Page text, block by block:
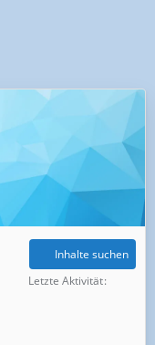
Inhalte suchen
Letzte Aktivität